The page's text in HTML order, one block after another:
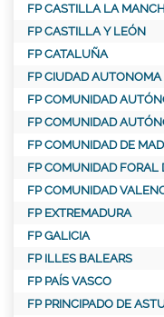
FP CASTILLA LA
FP CASTILLA Y LEÓN
FP CATALUÑA
FP CIUDAD AUTONOMA
FP COMUNIDAD
FP COMUNIDAD
FP COMUNIDAD DE
FP COMUNIDAD FORAL
FP COMUNIDAD
FP EXTREMADURA
FP GALICIA
FP ILLES BALEARS
FP PAÍS VASCO
FP PRINCIPADO DE